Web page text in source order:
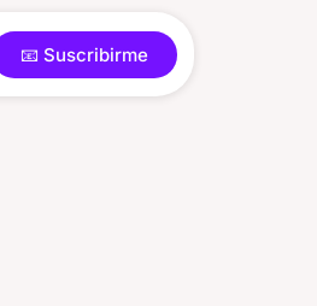
📧 Suscribirme